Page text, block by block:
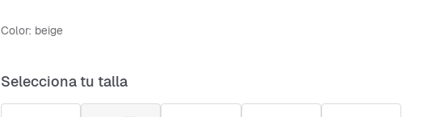
Color: beige
Selecciona tu talla